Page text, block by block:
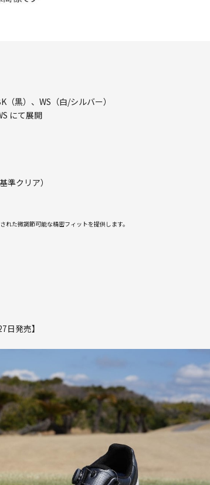
黒）、WS（白/シルバー）
にて展開
クリア）
た微調節可能な精密フィットを提供します。
日発売】